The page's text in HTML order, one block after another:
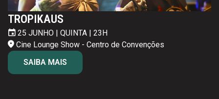
TROPIKAUS
25 JUNHO | QUINTA | 23H
Cine Lounge Show - Centro de Convenções
SAIBA MAIS
26 JUNHO | SEXTA | 24H30
Cine Lounge Show - Centro de Convenções
27 JUNHO | SÁBADO | 24H30
Cine Lounge Show - Centro de Convenções